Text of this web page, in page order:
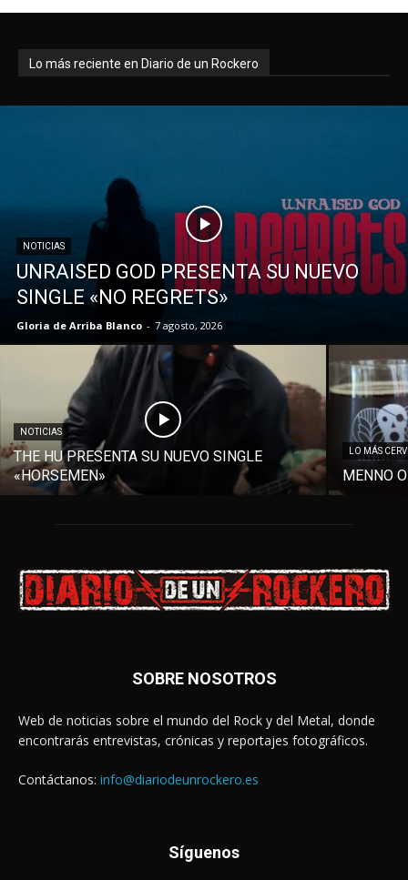
Lo más reciente en Diario de un Rockero
NOTICIAS
UNRAISED GOD PRESENTA SU NUEVO
SINGLE «NO REGRETS»
Gloria de Arriba Blanco - 7 agosto, 2026
NOTICIAS
THE HU PRESENTA SU NUEVO SINGLE
«HORSEMEN»
LO MÁS
MENNO
SOBRE NOSOTROS
Web de noticias sobre el mundo del Rock y del Metal, donde
encontrarás entrevistas, crónicas y reportajes fotográficos.
Contáctanos: info@diariodeunrockero.es
Síguenos